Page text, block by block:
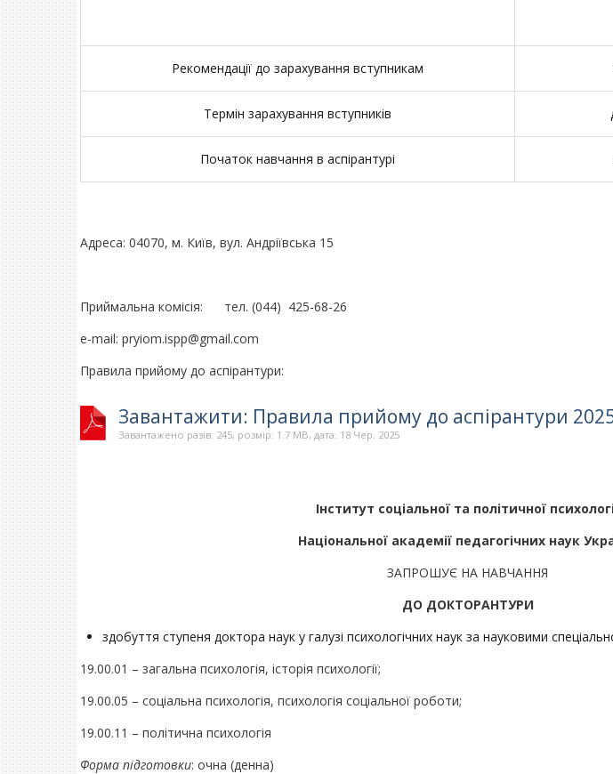
Рекомендації до зарахування вступникам
Термін зарахування вступників
Початок навчання в аспірантурі
Адреса: 04070, м. Київ, вул. Андріївська 15
Приймальна комісія: тел. (044) 425-68-26
e-mail: pryiom.ispp@gmail.com
Правила прийому до аспірантури:
Завантажити: Правила прийому до аспірантури
Завантажено разів: 245, розмір: 1.7 MB, дата: 18 Чер. 2025
Інститут соціальної та політичної
Національної академії педагогічних наук
ЗАПРОШУЄ НА НАВЧАННЯ
ДО ДОКТОРАНТУРИ
здобуття ступеня доктора наук у галузі психологічних наук за науковими
19.00.01 – загальна психологія, історія психології;
19.00.05 – соціальна психологія, психологія соціальної роботи;
19.00.11 – політична психологія
Форма підготовки: очна (денна)